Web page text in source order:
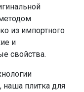
из импортного
и
свойства.
наша плитка для